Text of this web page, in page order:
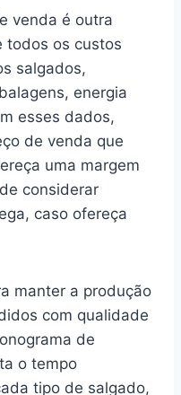
venda é outra
todos os custos
salgados,
energia
esses dados,
de venda que
uma margem
considerar
caso ofereça
manter a produção
com qualidade
de
o tempo
tipo de salgado,